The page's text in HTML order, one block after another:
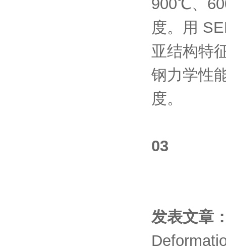
900℃、
度。用
亚结构特
钢力学性
度。
03
发表文章